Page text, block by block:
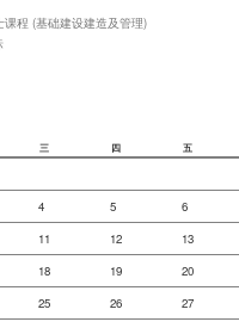
课程 (基础建设建造及管理)
三 四 五
4 5 6
11 12 13
18 19 20
25 26 27